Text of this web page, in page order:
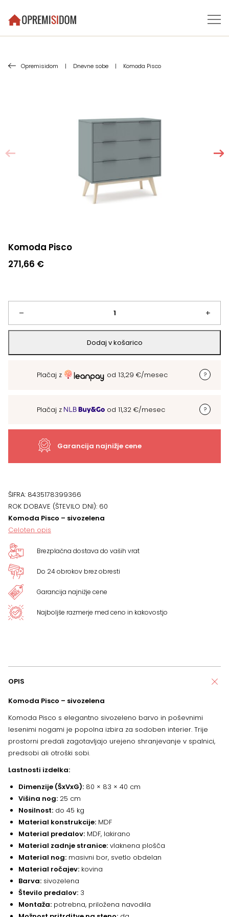
Opremisidom | Dnevne sobe | Komoda Pisco
Komoda Pisco
271,66 €
–
Komoda
Pisco
količina
+
Dodaj v košarico
Plačaj z od 13,29 €/mesec
Plačaj z od 11,32 €/mesec
Garancija najnižje cene
ŠIFRA: 8435178399366
ROK DOBAVE (ŠTEVILO DNI): 60
Komoda Pisco – sivozelena
Celoten opis
Brezplačna dostava do vaših vrat
Do 24 obrokov brez obresti
Garancija najnižje cene
Najboljše razmerje med ceno in kakovostjo
OPIS
Komoda Pisco – sivozelena
Komoda Pisco s elegantno sivozeleno barvo in poševnimi
lesenimi nogami je popolna izbira za sodoben interier. Trije
prostorni predali zagotavljajo urejeno shranjevanje v spalnici,
predsobi ali otroški sobi.
Lastnosti izdelka:
Dimenzije (ŠxVxG): 80 × 83 × 40 cm
Višina nog: 25 cm
Nosilnost: do 45 kg
Material konstrukcije: MDF
Material predalov: MDF, lakirano
Material zadnje stranice: vlaknena plošča
Material nog: masivni bor, svetlo obdelan
Material ročajev: kovina
Barva: sivozelena
Število predalov: 3
Montaža: potrebna, priložena navodila